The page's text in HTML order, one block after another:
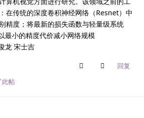
在传统的深度卷积神经网络（Resnet）中
精度；将最新的损失函数与轻量级系统
最小的精度代价减小网络规模
龙 宋士吉
回复
此帖